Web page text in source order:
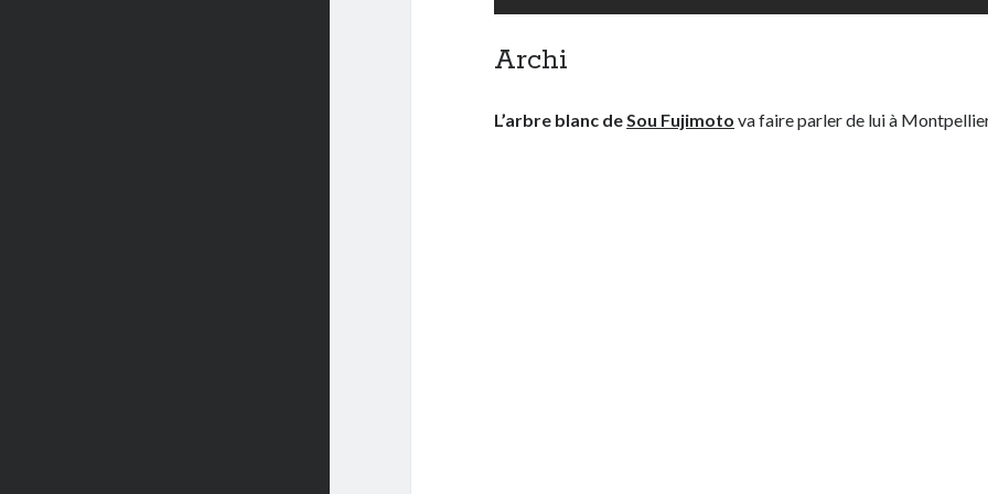
Archi
L’arbre blanc deSou Fujimoto va faire parler de lui à